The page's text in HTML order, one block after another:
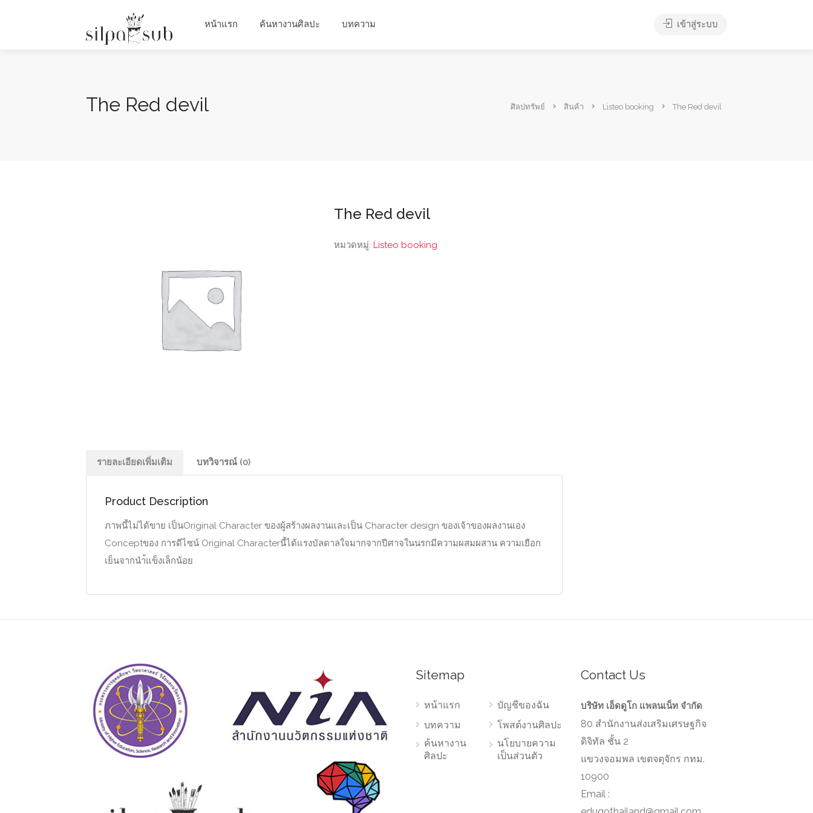
หน้าแรก ค้นหางานศิลปะ บทความ เข้าสู่ระบบ
The Red devil ศิลปทรัพย์ สินค้า Listeo booking The Red devil
The Red devil
หมวดหมู่: Listeo booking
รายละเอียดเพิ่มเติม บทวิจารณ์ (0)
Product Description
ภาพนี้ไม่ได้ขาย เป็นOriginal Character ของผู้สร้างผลงานและเป็น Character design ของเจ้าของผลงานเอง
Conceptของ การดีไซน์ Original Characterนี้ได้แรงบัลดาลใจมากจากปีศาจในนรกมีความผสมผสาน ความเยือก
เย็นจากนำ้แข็งเล็กน้อย
Sitemap
หน้าแรก
บทความ
ค้นหางาน
ศิลปะ
บัญชีของฉัน
โพสต์งานศิลปะ
นโยบายความ
เป็นส่วนตัว
Contact Us
บริษัท เอ็ดดูโก แพลนเน็ท จำกัด
80 สำนักงานส่งเสริมเศรษฐกิจ
ดิจิทัล ชั้น 2
แขวงจอมพล เขตจตุจักร กทม.
10900
Email :